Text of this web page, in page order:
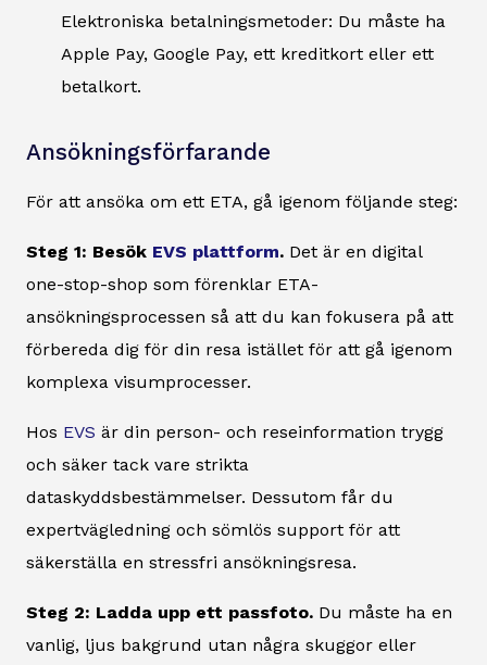
Elektroniska betalningsmetoder: Du måste ha
Apple Pay, Google Pay, ett kreditkort eller ett
betalkort.
Ansökningsförfarande
För att ansöka om ett ETA, gå igenom följande steg:
Steg 1: Besök EVS plattform. Det är en digital
one-stop-shop som förenklar ETA-
ansökningsprocessen så att du kan fokusera på att
förbereda dig för din resa istället för att gå igenom
komplexa visumprocesser.
Hos EVS är din person- och reseinformation trygg
och säker tack vare strikta
dataskyddsbestämmelser. Dessutom får du
expertvägledning och sömlös support för att
säkerställa en stressfri ansökningsresa.
Steg 2: Ladda upp ett passfoto. Du måste ha en
vanlig, ljus bakgrund utan några skuggor eller